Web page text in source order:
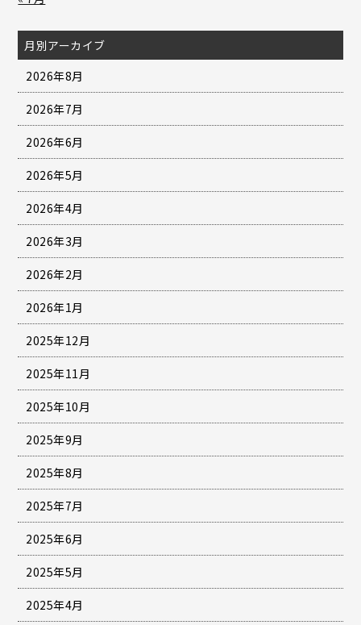
月別アーカイブ
2026年8月
2026年7月
2026年6月
2026年5月
2026年4月
2026年3月
2026年2月
2026年1月
2025年12月
2025年11月
2025年10月
2025年9月
2025年8月
2025年7月
2025年6月
2025年5月
2025年4月